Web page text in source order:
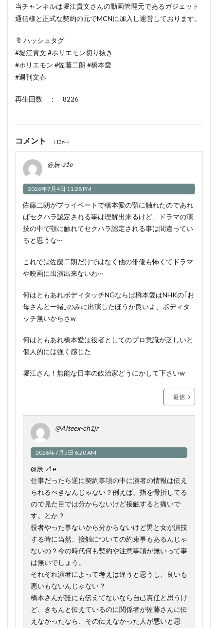
当チャンネルは堀江貴文さんの動画管理元であるガジェット
通信様と正式な契約の元でMCNに加入し運営しております。
🔖 ハッシュタグ
#堀江貴文 #ホリエモン切り抜き
#ホリエモン #佐藤二朗 #橋本愛
#週刊文春
再生回数 ： 8226
コメント （13件）
@辰-z1e
2026年7月4日 11:28 PM
佐藤二朗がプライベートで橋本愛の顎に触れたのであれ
ばセクハラ認定される事は理解出来るけど、ドラマの演
技の中で顎に触れてセクハラ認定される事は間違ってい
ると思うな···
これでは佐藤二朗だけではなく他の俳優も怖くてドラマ
や映画に出演出来ないわ···
何はともあれボディタッチNGならば橋本愛はNHKの｢お
母さんと一緒｣のみに出演したほうが良いよ、ボディタ
ッチ無いからさw
何はともあれ橋本愛は役者としてのプロ意識が乏しいと
個人的には強く感じた
堀江さん！無能な日本の政治家どうにかして下さいw
返信
@Alteex-ch1jr
2026年7月5日 6:20 AM
@辰-z1e
仕事だったら逆に契約事項の中に演者の情報は伝え
られるべきなんじゃない？例えば、指を骨折してる
ので見た目では分からないけど接触すると痛いで
す。とか？
役者やった事ないから分からないけど男と女が演技
する時に当然、接触についての約束事もあるんじゃ
ないの？今の時代何も契約や注意事項が無いって事
は無いでしょう。
それぞれ演者によって考えは違うと思うし、良いも
悪いもないんじゃない？
橋本さんが誰にも伝えてないなら自己責任と思うけ
ど、きちんと伝えているのに関係者が佐藤さんに伝
えなかったなら、その伝えなかった人が悪いと思